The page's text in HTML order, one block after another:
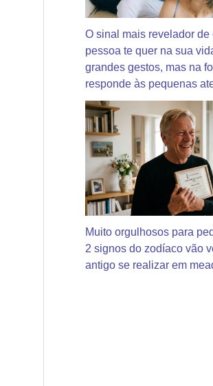
O sinal mais revelador de
pessoa te quer na sua
grandes gestos, mas na
responde às pequenas
Muito orgulhosos para
2 signos do zodíaco vão
antigo se realizar em